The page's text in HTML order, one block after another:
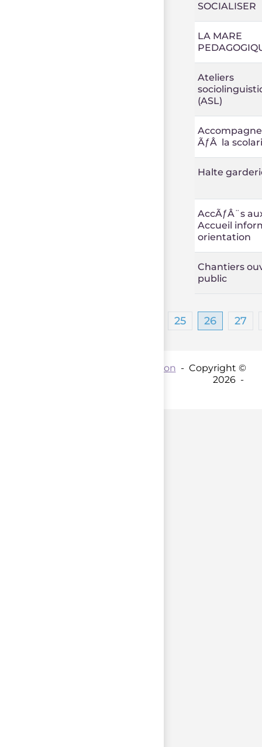
SOCIALISER
LA MARE
Ateliers
(ASL)
ÃƒÂ la
Halte
AccÃƒÂ¨s
Accueil
orientation
Chantiers
public
25 26 27
Coordination - Copyright ©
2026 -